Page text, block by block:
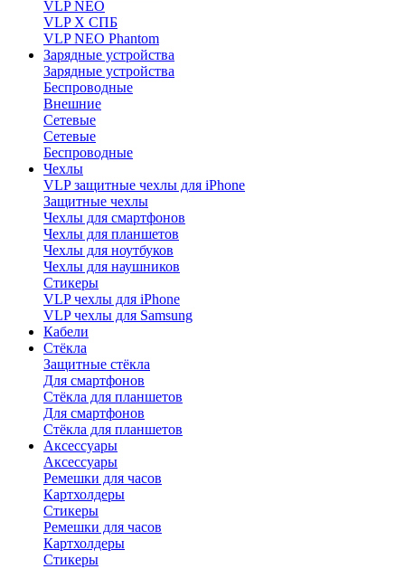
VLP NEO
VLP X СПБ
VLP NEO Phantom
Зарядные устройства
Зарядные устройства
Беспроводные
Внешние
Сетевые
Сетевые
Беспроводные
Чехлы
VLP защитные чехлы для iPhone
Защитные чехлы
Чехлы для смартфонов
Чехлы для планшетов
Чехлы для ноутбуков
Чехлы для наушников
Стикеры
VLP чехлы для iPhone
VLP чехлы для Samsung
Кабели
Стёкла
Защитные стёкла
Для смартфонов
Стёкла для планшетов
Для смартфонов
Стёкла для планшетов
Аксессуары
Аксессуары
Ремешки для часов
Картхолдеры
Стикеры
Ремешки для часов
Картхолдеры
Стикеры